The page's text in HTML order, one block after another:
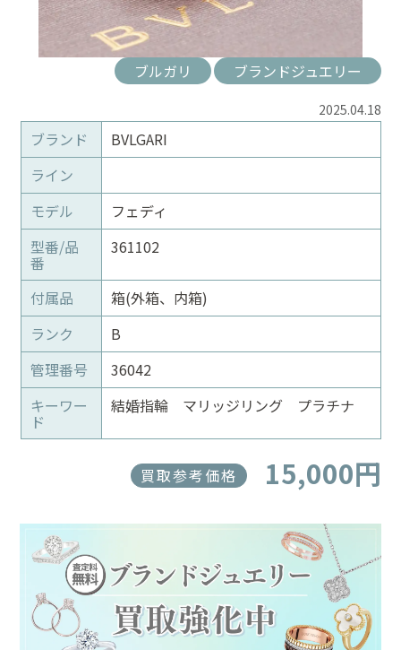
ブルガリ ブランドジュエリー
2025.04.18
ブランド
BVLGARI
ライン
モデル
フェディ
型番/品
番
361102
付属品
箱(外箱、内箱)
ランク
B
管理番号
36042
キーワー
ド
結婚指輪 マリッジリング プラチナ
買取参考価格 15,000円